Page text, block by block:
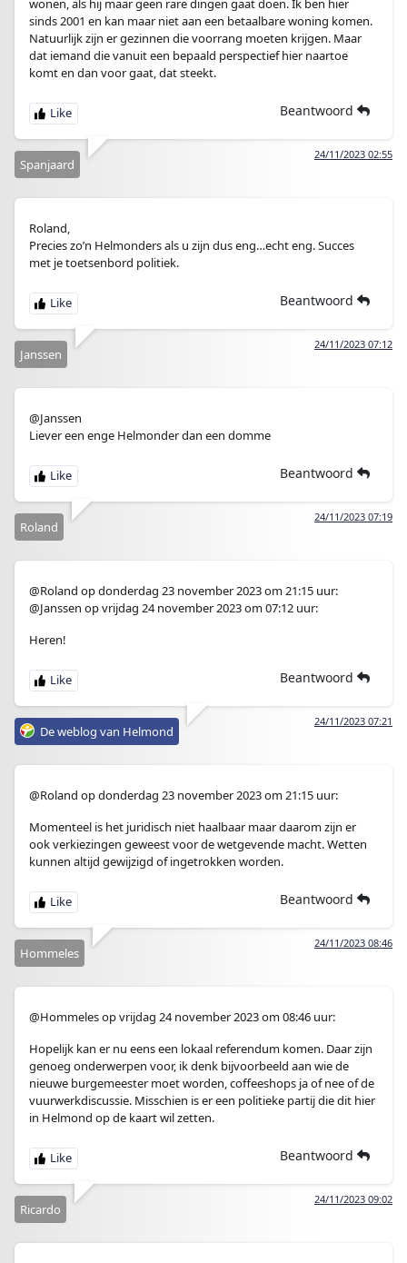
wonen, als hij maar geen rare dingen gaat doen. Ik ben hier
sinds 2001 en kan maar niet aan een betaalbare woning komen.
Natuurlijk zijn er gezinnen die voorrang moeten krijgen. Maar
dat iemand die vanuit een bepaald perspectief hier naartoe
komt en dan voor gaat, dat steekt.
Beantwoord
24/11/2023 02:55
Spanjaard
Roland,
Precies zo’n Helmonders als u zijn dus eng…echt eng. Succes
met je toetsenbord politiek.
Beantwoord
24/11/2023 07:12
Janssen
@Janssen
Liever een enge Helmonder dan een domme
Beantwoord
24/11/2023 07:19
Roland
@Roland op donderdag 23 november 2023 om 21:15 uur:
@Janssen op vrijdag 24 november 2023 om 07:12 uur:
Heren!
Beantwoord
24/11/2023 07:21
De weblog van Helmond
@Roland op donderdag 23 november 2023 om 21:15 uur:
Momenteel is het juridisch niet haalbaar maar daarom zijn er
ook verkiezingen geweest voor de wetgevende macht. Wetten
kunnen altijd gewijzigd of ingetrokken worden.
Beantwoord
24/11/2023 08:46
Hommeles
@Hommeles op vrijdag 24 november 2023 om 08:46 uur:
Hopelijk kan er nu eens een lokaal referendum komen. Daar zijn
genoeg onderwerpen voor, ik denk bijvoorbeeld aan wie de
nieuwe burgemeester moet worden, coffeeshops ja of nee of de
vuurwerkdiscussie. Misschien is er een politieke partij die dit hier
in Helmond op de kaart wil zetten.
Beantwoord
24/11/2023 09:02
Ricardo